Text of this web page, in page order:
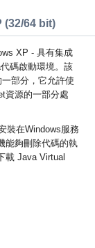
(32/64 bit)
XP - 具有集成
碼啟動環境。該
部分，它允許使
資源的一部分處
裝在Windows服務
能夠刪除代碼的執
載 Java Virtual